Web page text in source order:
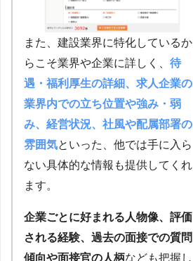
また、建設業界に特化しているか
らこそ業界や企業に詳しく、 待
遇・福利厚生の詳細、求人企業の
業界内での立ち位置や強み・弱
み、経営状況、社風や配属部署の
雰囲気といった、他では手に入ら
ない具体的な情報も提供してくれ
ます。
企業ごとに好まれる人物像、評価
される経験、過去の面接での質問
傾向や面接官の人柄なども把握し